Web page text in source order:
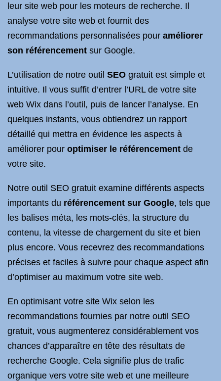
leur site web pour les moteurs de recherche. Il
analyse votre site web et fournit des
recommandations personnalisées pour améliorer
son référencement sur Google.
L’utilisation de notre outil SEO gratuit est simple et
intuitive. Il vous suffit d’entrer l’URL de votre site
web Wix dans l’outil, puis de lancer l’analyse. En
quelques instants, vous obtiendrez un rapport
détaillé qui mettra en évidence les aspects à
améliorer pour optimiser le référencement de
votre site.
Notre outil SEO gratuit examine différents aspects
importants du référencement sur Google, tels que
les balises méta, les mots-clés, la structure du
contenu, la vitesse de chargement du site et bien
plus encore. Vous recevrez des recommandations
précises et faciles à suivre pour chaque aspect afin
d’optimiser au maximum votre site web.
En optimisant votre site Wix selon les
recommandations fournies par notre outil SEO
gratuit, vous augmenterez considérablement vos
chances d’apparaître en tête des résultats de
recherche Google. Cela signifie plus de trafic
organique vers votre site web et une meilleure